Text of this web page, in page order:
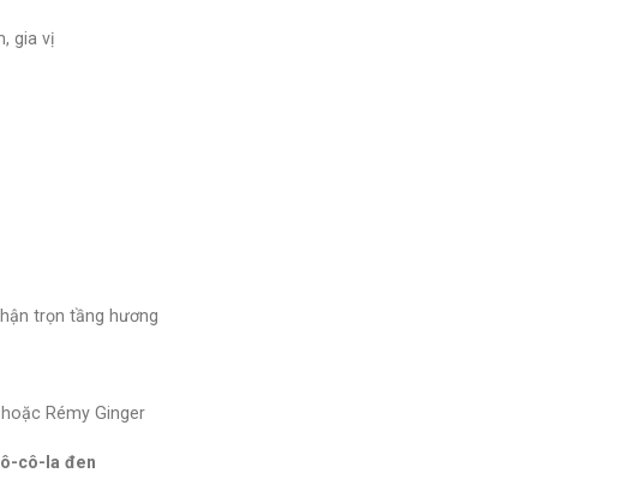
gia vị
trọn tầng hương
Rémy Ginger
cô-la đen